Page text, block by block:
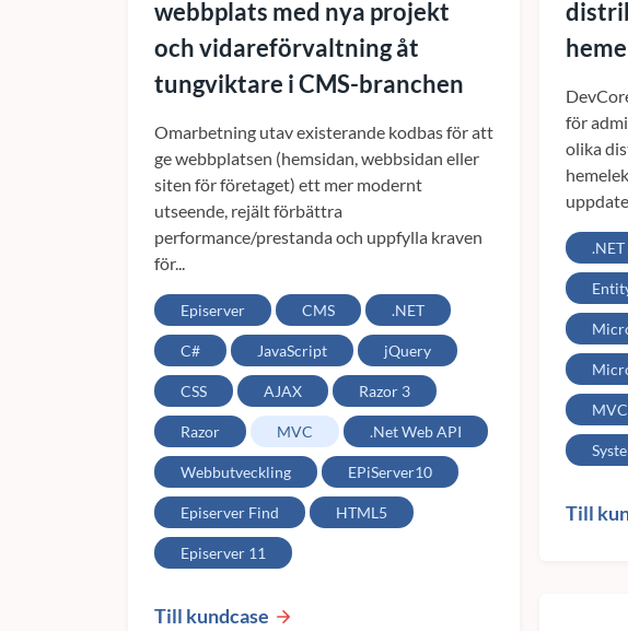
webbplats med nya projekt
och vidareförvaltning åt
tungviktare i CMS-branchen
Omarbetning utav existerande kodbas för att
ge webbplatsen (hemsidan, webbsidan eller
siten för företaget) ett mer modernt
utseende, rejält förbättra
performance/prestanda och uppfylla kraven
för...
Episerver CMS .NET
C# JavaScript jQuery
CSS AJAX Razor 3
Razor MVC .Net Web API
Webbutveckling EPiServer10
Episerver Find HTML5
Episerver 11
Till kundcase
för
olika
.NET
Till